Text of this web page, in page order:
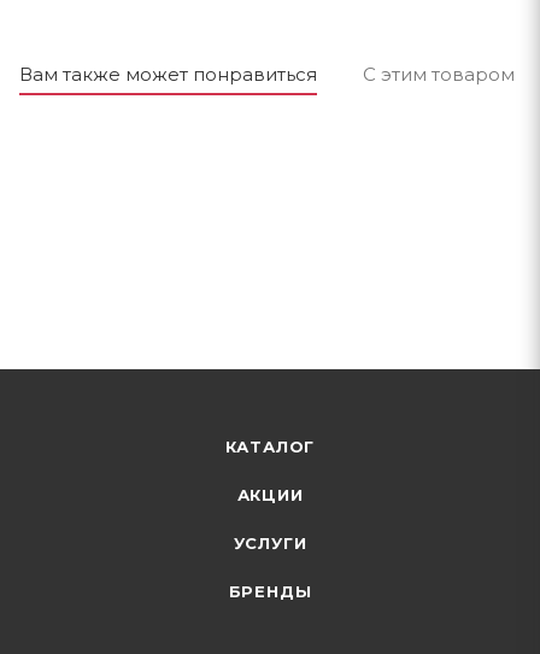
Вам также может понравиться С этим товаром
КАТАЛОГ
АКЦИИ
УСЛУГИ
БРЕНДЫ